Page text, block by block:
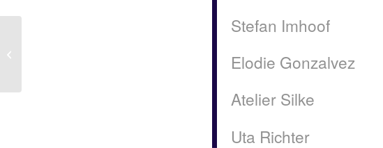
Stefan Imhoof
Elodie Gonzalvez
Atelier Silke
Uta Richter